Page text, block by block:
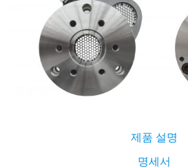
제품 설명
명세서